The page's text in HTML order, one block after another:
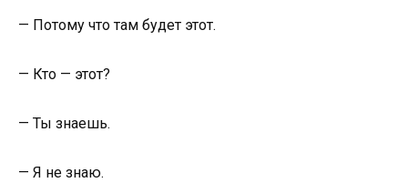
— Потому что там будет этот.
— Кто — этот?
— Ты знаешь.
— Я не знаю.